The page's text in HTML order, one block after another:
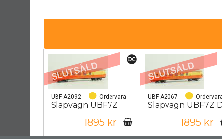
UBF-A2092 Ordervara
Släpvagn UBF7Z
1895 kr
UBF-A2067 Ordervara
Släpvagn UBF7Z
1895 kr